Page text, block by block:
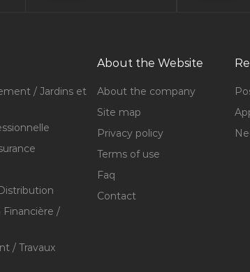
/ Jardins et
/
/ Travaux
About the Website
About the company
Site map
Privacy policy
Terms of use
Faq
Contact